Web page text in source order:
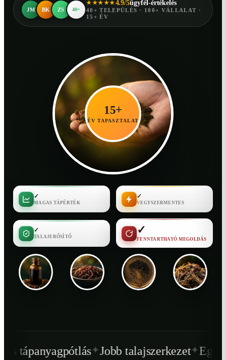
JM BK ZS 40+
★★★★★4.9/5ügyfél-értékelés
40+ TELEPÜLÉS · 100+ VÁLLALAT ·
15+ ÉV
15+
ÉV TAPASZTALAT
✓
MAGAS TÁPÉRTÉK
✓
VEGYSZERMENTES
✓
TALAJERŐSÍTŐ
✓
FENNTARTHATÓ MEGOLDÁS
✦Jobb talajszerkezet✦Egészségesebb